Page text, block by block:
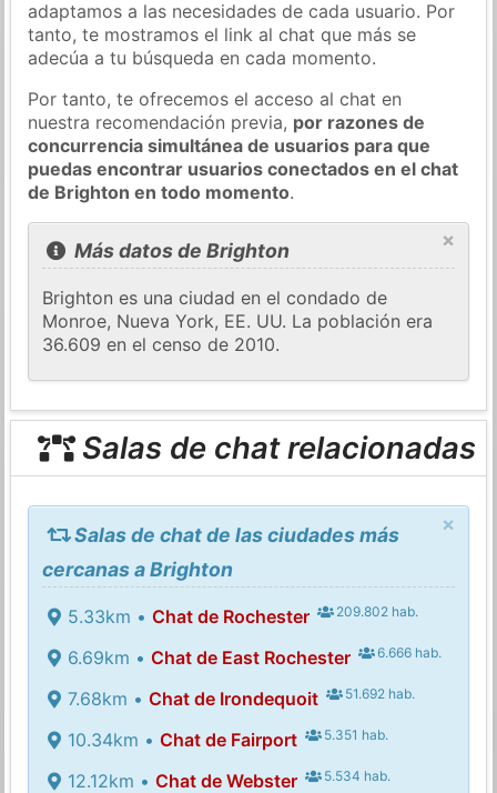
adaptamos a las necesidades de cada usuario. Por
tanto, te mostramos el link al chat que más se
adecúa a tu búsqueda en cada momento.
Por tanto, te ofrecemos el acceso al chat en
nuestra recomendación previa, por razones de
concurrencia simultánea de usuarios para que
puedas encontrar usuarios conectados en el chat
de Brighton en todo momento.
×
Más datos de Brighton
Brighton es una ciudad en el condado de
Monroe, Nueva York, EE. UU. La población era
36.609 en el censo de 2010.
Salas de chat relacionadas
×
Salas de chat de las ciudades más
cercanas a Brighton
5.33km • Chat de Rochester 209.802 hab.
6.69km • Chat de East Rochester 6.666 hab.
7.68km • Chat de Irondequoit 51.692 hab.
10.34km • Chat de Fairport 5.351 hab.
12.12km • Chat de Webster 5.534 hab.